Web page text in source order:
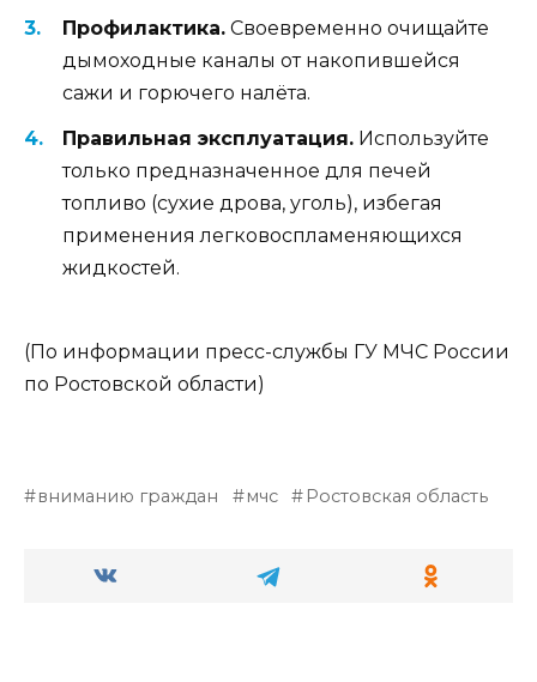
Профилактика. Своевременно очищайте
дымоходные каналы от накопившейся
сажи и горючего налёта.
Правильная эксплуатация. Используйте
только предназначенное для печей
топливо (сухие дрова, уголь), избегая
применения легковоспламеняющихся
жидкостей.
(По информации пресс-службы ГУ МЧС России
по Ростовской области)
вниманию граждан мчс Ростовская область